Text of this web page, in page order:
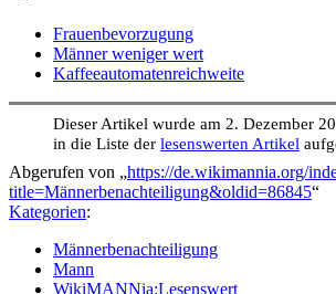
Frauenbevorzugung
Männer weniger wert
Kaffeeautomatenreichweite
Dieser Artikel wurde am 2. Dezember
in die Liste der lesenswerten Artikel
Abgerufen von „https://de.wikimannia.org/
title=Männerbenachteiligung&oldid=86845“
Kategorien:
Männerbenachteiligung
Mann
WikiMANNia:Lesenswert